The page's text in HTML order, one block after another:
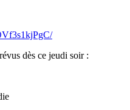
dès ce jeudi soir :